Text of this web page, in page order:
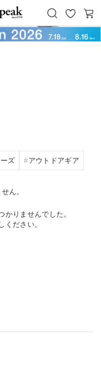
お
気
カ
ー
ズ アウトドアギア
ん。
かりませんでした。
ください。